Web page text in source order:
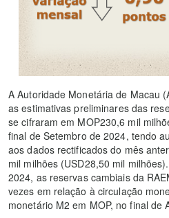
A Autoridade Monetária de Macau
as estimativas preliminares das
se cifraram em MOP230,6 mil
final de Setembro de 2024, tendo
aos dados rectificados do mês
mil milhões (USD28,50 mil
2024, as reservas cambiais da
vezes em relação à circulação
monetário M2 em MOP, no final de